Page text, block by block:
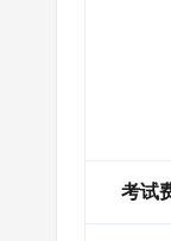
考试